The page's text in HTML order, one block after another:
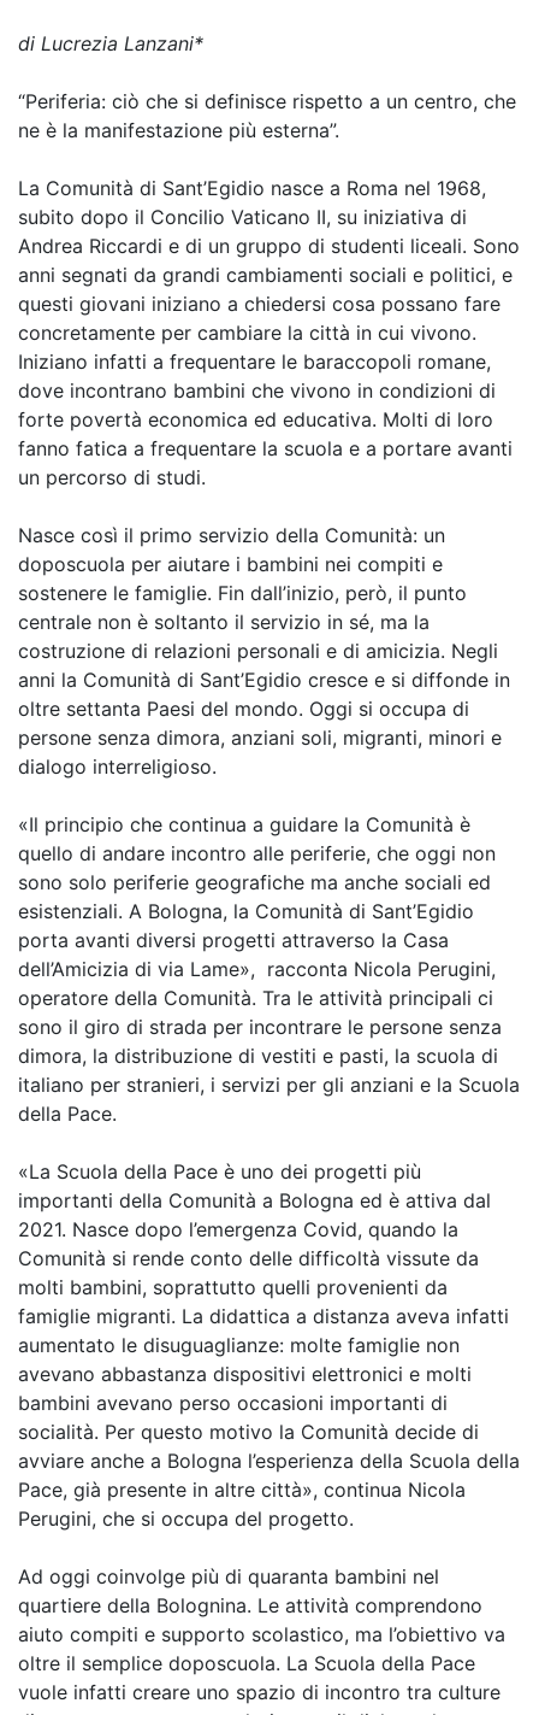
di Lucrezia Lanzani*
“Periferia: ciò che si definisce rispetto a un centro, che
ne è la manifestazione più esterna”.
La Comunità di Sant’Egidio nasce a Roma nel 1968,
subito dopo il Concilio Vaticano II, su iniziativa di
Andrea Riccardi e di un gruppo di studenti liceali. Sono
anni segnati da grandi cambiamenti sociali e politici, e
questi giovani iniziano a chiedersi cosa possano fare
concretamente per cambiare la città in cui vivono.
Iniziano infatti a frequentare le baraccopoli romane,
dove incontrano bambini che vivono in condizioni di
forte povertà economica ed educativa. Molti di loro
fanno fatica a frequentare la scuola e a portare avanti
un percorso di studi.
Nasce così il primo servizio della Comunità: un
doposcuola per aiutare i bambini nei compiti e
sostenere le famiglie. Fin dall’inizio, però, il punto
centrale non è soltanto il servizio in sé, ma la
costruzione di relazioni personali e di amicizia. Negli
anni la Comunità di Sant’Egidio cresce e si diffonde in
oltre settanta Paesi del mondo. Oggi si occupa di
persone senza dimora, anziani soli, migranti, minori e
dialogo interreligioso.
«Il principio che continua a guidare la Comunità è
quello di andare incontro alle periferie, che oggi non
sono solo periferie geografiche ma anche sociali ed
esistenziali. A Bologna, la Comunità di Sant’Egidio
porta avanti diversi progetti attraverso la Casa
dell’Amicizia di via Lame», racconta Nicola Perugini,
operatore della Comunità. Tra le attività principali ci
sono il giro di strada per incontrare le persone senza
dimora, la distribuzione di vestiti e pasti, la scuola di
italiano per stranieri, i servizi per gli anziani e la Scuola
della Pace.
«La Scuola della Pace è uno dei progetti più
importanti della Comunità a Bologna ed è attiva dal
2021. Nasce dopo l’emergenza Covid, quando la
Comunità si rende conto delle difficoltà vissute da
molti bambini, soprattutto quelli provenienti da
famiglie migranti. La didattica a distanza aveva infatti
aumentato le disuguaglianze: molte famiglie non
avevano abbastanza dispositivi elettronici e molti
bambini avevano perso occasioni importanti di
socialità. Per questo motivo la Comunità decide di
avviare anche a Bologna l’esperienza della Scuola della
Pace, già presente in altre città», continua Nicola
Perugini, che si occupa del progetto.
Ad oggi coinvolge più di quaranta bambini nel
quartiere della Bolognina. Le attività comprendono
aiuto compiti e supporto scolastico, ma l’obiettivo va
oltre il semplice doposcuola. La Scuola della Pace
vuole infatti creare uno spazio di incontro tra culture